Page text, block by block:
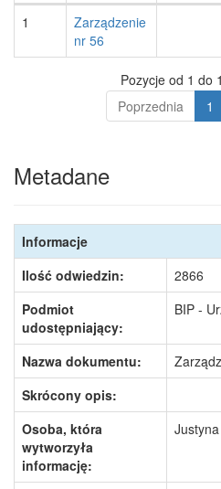
1
Zarządzenie
nr 56
Pozycje od 1 do
Poprzednia
1
Metadane
Informacje
Ilość odwiedzin:
2866
Podmiot
udostępniający:
BIP -
Nazwa dokumentu:
Skrócony opis:
Osoba, która
wytworzyła
informację: